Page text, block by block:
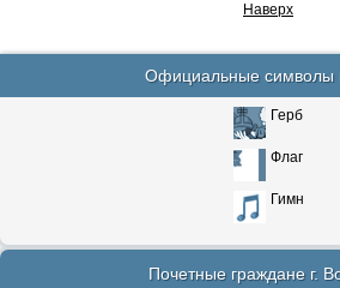
Наверх
Официальные символы
Герб
Флаг
Гимн
Почетные граждане г.